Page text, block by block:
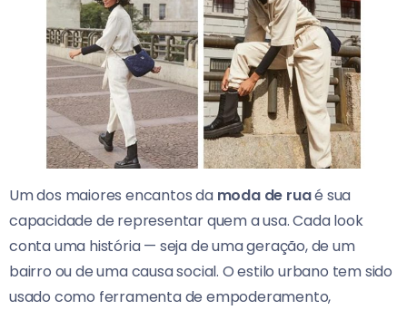
Um dos maiores encantos da moda de ruaé sua
capacidade de representar quem a usa. Cada look
conta uma história — seja de uma geração, de um
bairro ou de uma causa social. O estilo urbano tem sido
usado como ferramenta de empoderamento,